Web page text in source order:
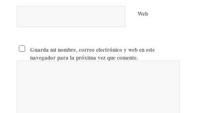
Web
Guarda mi nombre, correo electrónico y web en este
navegador para la próxima vez que comente.